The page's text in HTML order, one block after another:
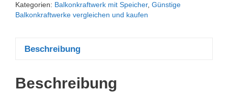
Kategorien: Balkonkraftwerk mit Speicher, Günstige
Balkonkraftwerke vergleichen und kaufen
Beschreibung
Beschreibung